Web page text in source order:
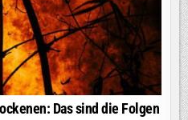
Das sind die Folgen